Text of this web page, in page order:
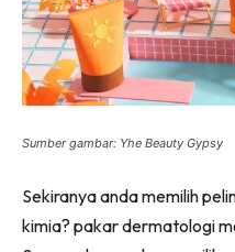
Sumber gambar: Yhe Beauty Gypsy
Sekiranya anda memilih
kimia? pakar dermatologi